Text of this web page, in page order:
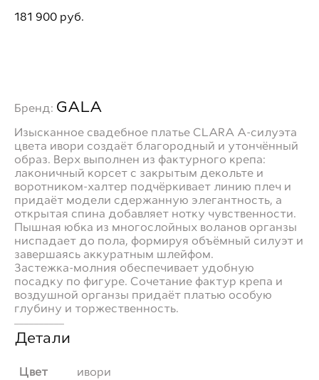
181 900 pуб.
Бренд: GALA
Изысканное свадебное платье CLARA А‑силуэта
цвета ивори создаёт благородный и утончённый
образ. Верх выполнен из фактурного крепа:
лаконичный корсет с закрытым декольте и
воротником‑халтер подчёркивает линию плеч и
придаёт модели сдержанную элегантность, а
открытая спина добавляет нотку чувственности.
Пышная юбка из многослойных воланов органзы
ниспадает до пола, формируя объёмный силуэт и
завершаясь аккуратным шлейфом.
Застежка‑молния обеспечивает удобную
посадку по фигуре. Сочетание фактур крепа и
воздушной органзы придаёт платью особую
глубину и торжественность.
Детали
Цвет ивори